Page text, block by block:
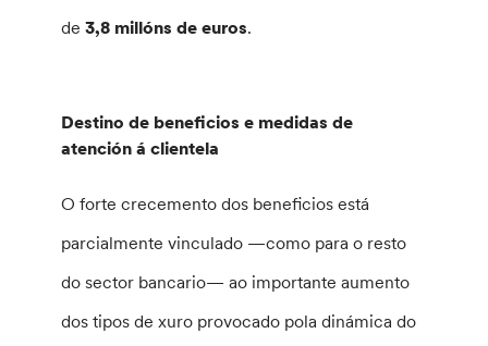
de3,8 millóns de euros.
Destino de beneficios e medidas de
atención á clientela
O forte crecemento dos beneficios está
parcialmente vinculado —como para o resto
do sector bancario— ao importante aumento
dos tipos de xuro provocado pola dinámica do